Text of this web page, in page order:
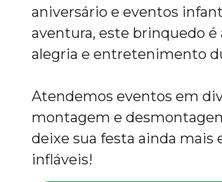
aniversário e eventos
aventura, este brinquedo é
alegria e entretenimento
Atendemos eventos em
montagem e
deixe sua festa ainda mais
infláveis!